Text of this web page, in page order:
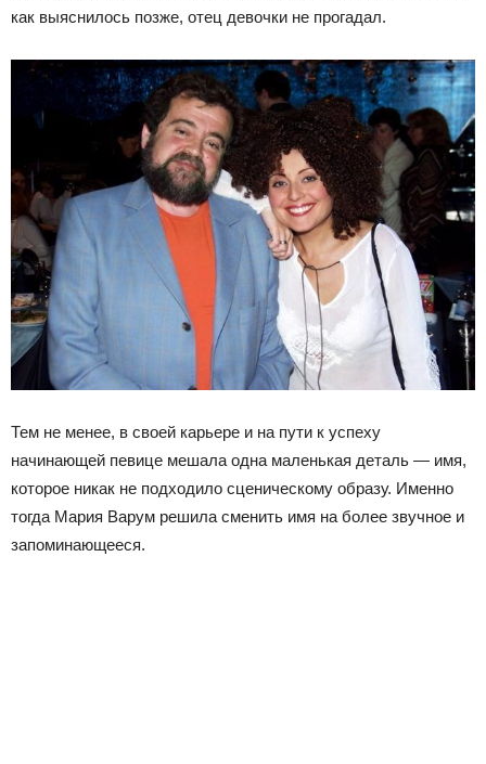
как выяснилось позже, отец девочки не прогадал.
Тем не менее, в своей карьере и на пути к успеху
начинающей певице мешала одна маленькая деталь — имя,
которое никак не подходило сценическому образу. Именно
тогда Мария Варум решила сменить имя на более звучное и
запоминающееся.